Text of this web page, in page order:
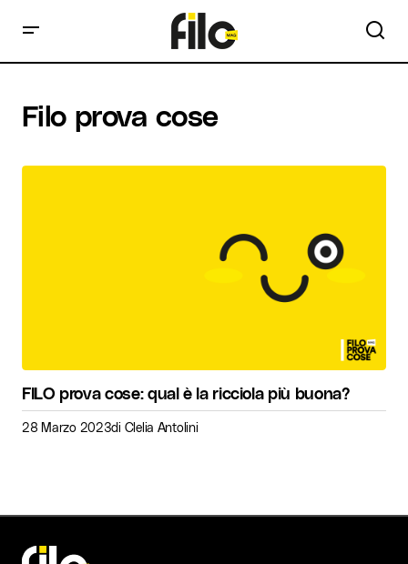
Filo prova cose
FILO prova cose: qual è la ricciola più buona?
28 Marzo 2023di Clelia Antolini